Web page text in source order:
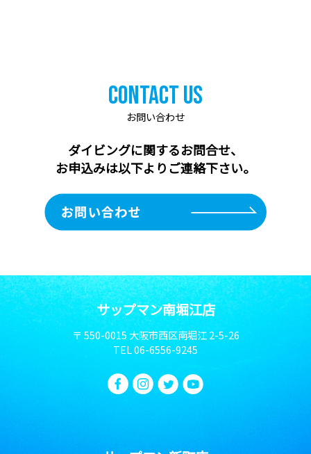
Contact Us
お問い合わせ
ダイビングに関するお問合せ、
お申込みは以下よりご連絡下さい。
サップマン南堀江店
〒 550-0015 大阪市西区南堀江 2-5-26
TEL06-6556-9245